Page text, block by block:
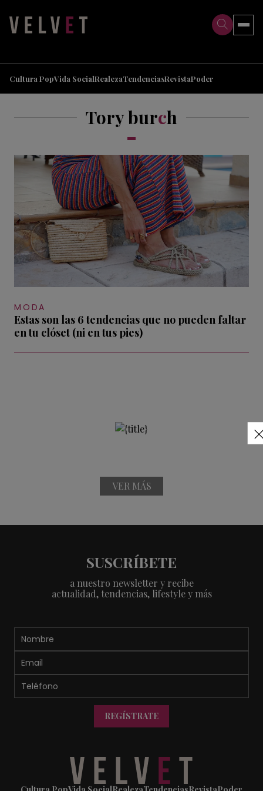
Cultura PopVida SocialRealezaTendenciasRevistaPoder
Tory burch
MODA
Estas son las 6 tendencias que no pueden faltar
en tu clóset (ni en tus pies)
VER MÁS
SUSCRÍBETE
a nuestro newsletter y recibe
actualidad, tendencias, lifestyle y más
REGÍSTRATE